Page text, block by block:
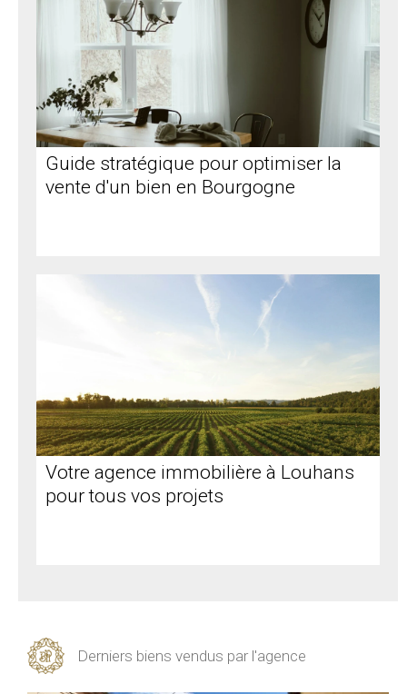
Guide stratégique pour optimiser la
vente d'un bien en Bourgogne
Votre agence immobilière à Louhans
pour tous vos projets
Derniers biens vendus par l'agence